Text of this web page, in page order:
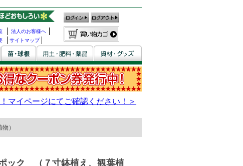
法人のお客様へ
サイトマップ
）
ック （７寸鉢植え、観葉植